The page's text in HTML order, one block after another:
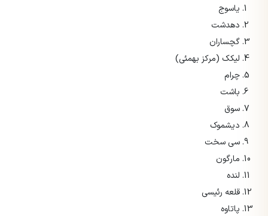
یاسوج
دهدشت
گچساران
لیکک (مرکز بهمئی)
چرام
باشت
سوق
دیشموک
سی سخت
مارگون
لنده
قلعه رئیسی
پاتاوه